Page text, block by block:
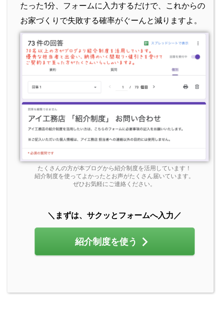
たった1分、フォームに入力するだけで、これからの
お家づくりで失敗する確率がぐーんと減りますよ。
たくさんの方が本ブログから紹介制度を活用しています！
紹介制度を使ってよかったとお声がたくさん届いています。
ぜひお気軽にご連絡ください。
＼まずは、サクッとフォームへ入力／
紹介制度を使う